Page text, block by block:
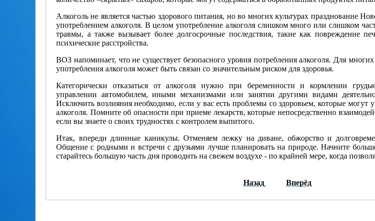
Алкоголь не является частью здорового питания, но во многих культурах празднование
употреблением алкоголя. В целом употребление алкоголя слишком много или слишком
травмы, а также вызывает более долгосрочные последствия, такие как повреждение
психические расстройства.
ВОЗ напоминает, что не существует безопасного уровня потребления алкоголя. Для
употребления алкоголя может быть связан со значительным риском для здоровья.
Категорически отказаться от алкоголя нужно при беременности и кормлении
управлении автомобилем, иными механизмами или занятии другими видами
Исключить возлияния необходимо, если у вас есть проблемы со здоровьем, которые могут
алкоголя. Помните об опасности при приеме лекарств, которые непосредственно
если вы знаете о своих трудностях с контролем выпитого.
Итак, впереди длинные каникулы. Отменяем лежку на диване, обжорство и
Общение с родными и встречи с друзьями лучше планировать на природе. Начните
старайтесь большую часть дня проводить на свежем воздухе - по крайней мере, когда
Назад Вперёд